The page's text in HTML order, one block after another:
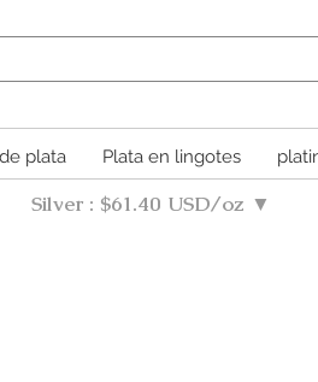
plata Plata en lingotes
Silver : $61.40 USD/oz ▼